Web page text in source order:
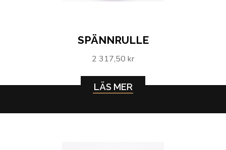
SPÄNNRULLE
2 317,50 kr
LÄS MER